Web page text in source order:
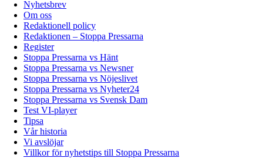
Nyhetsbrev
Om oss
Redaktionell policy
Redaktionen – Stoppa Pressarna
Register
Stoppa Pressarna vs Hänt
Stoppa Pressarna vs Newsner
Stoppa Pressarna vs Nöjeslivet
Stoppa Pressarna vs Nyheter24
Stoppa Pressarna vs Svensk Dam
Test VI-player
Tipsa
Vår historia
Vi avslöjar
Villkor för nyhetstips till Stoppa Pressarna